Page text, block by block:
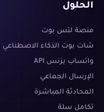
الحلول
منصة لتس بوت
شات بوت الذكاء الاصطناعي
واتساب بزنس API
الإرسال الجماعي
المحادثة المباشرة
تكامل سلة